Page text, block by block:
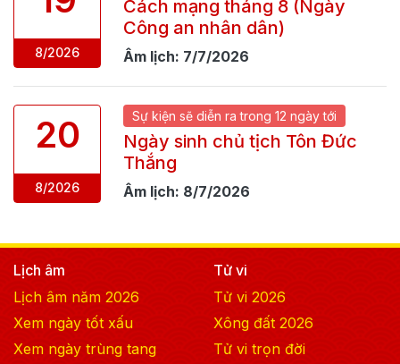
8/2026
Cách mạng tháng 8 (Ngày
Công an nhân dân)
Âm lịch: 7/7/2026
20
8/2026
Sự kiện sẽ diễn ra trong 12 ngày tới
Ngày sinh chủ tịch Tôn Đức
Thắng
Âm lịch: 8/7/2026
Lịch âm
Lịch âm năm 2026
Xem ngày tốt xấu
Xem ngày trùng tang
Tử vi
Tử vi 2026
Xông đất 2026
Tử vi trọn đời